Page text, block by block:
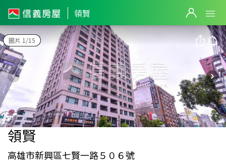
領賢
圖片 1/15
領賢
高雄市新興區七賢一路５０６號